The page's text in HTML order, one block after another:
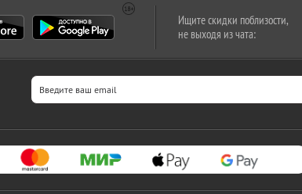
Ищите скидки поблизости,
не выходя из чата: